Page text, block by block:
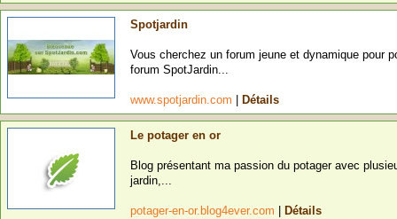
Spotjardin
Vous cherchez un forum jeune et dynamique pour
forum SpotJardin...
www.spotjardin.com Détails
Le potager en or
Blog présentant ma passion du potager avec
jardin,...
potager-en-or.blog4ever.com Détails